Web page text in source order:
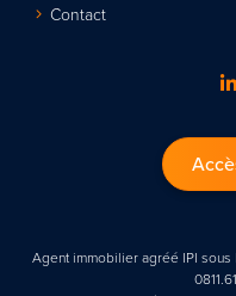
Contact
Agent immobilier agréé IPI sous